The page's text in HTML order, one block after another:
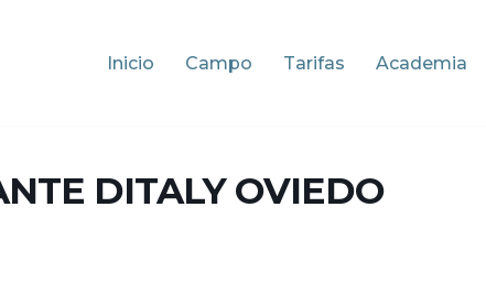
Inicio Campo Tarifas Academia
DITALY OVIEDO